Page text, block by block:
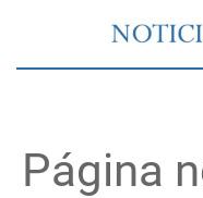
Página